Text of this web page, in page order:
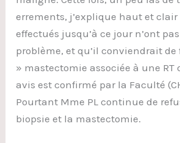
errements, j’explique haut et
effectués jusqu’à ce jour n’ont
problème, et qu’il conviendrait
» mastectomie associée à une RT
avis est confirmé par la Faculté
Pourtant Mme PL continue de
biopsie et la mastectomie.